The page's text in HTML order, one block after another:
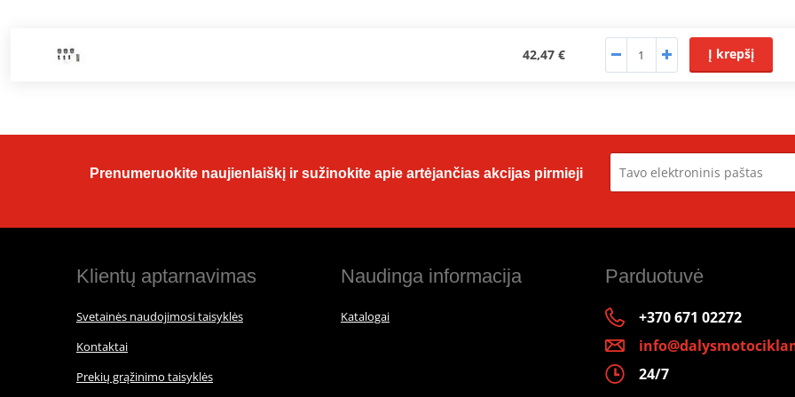
42,47 € Į krepšį
Prenumeruokite naujienlaiškį ir sužinokite apie artėjančias akcijas pirmieji
Klientų aptarnavimas
Svetainės naudojimosi taisyklės
Kontaktai
Prekių grąžinimo taisyklės
Naudinga informacija
Katalogai
Parduotuvė
+370 671 02272
24/7